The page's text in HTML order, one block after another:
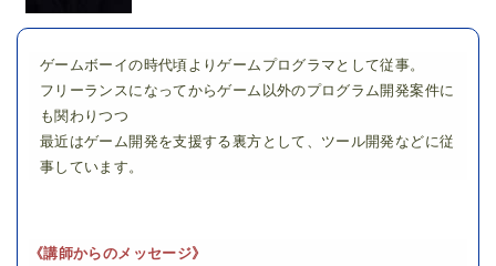
ゲームボーイの時代頃よりゲームプログラマとして従事。
フリーランスになってからゲーム以外のプログラム開発案件に
も関わりつつ
最近はゲーム開発を支援する裏方として、ツール開発などに従
事しています。
《講師からのメッセージ》